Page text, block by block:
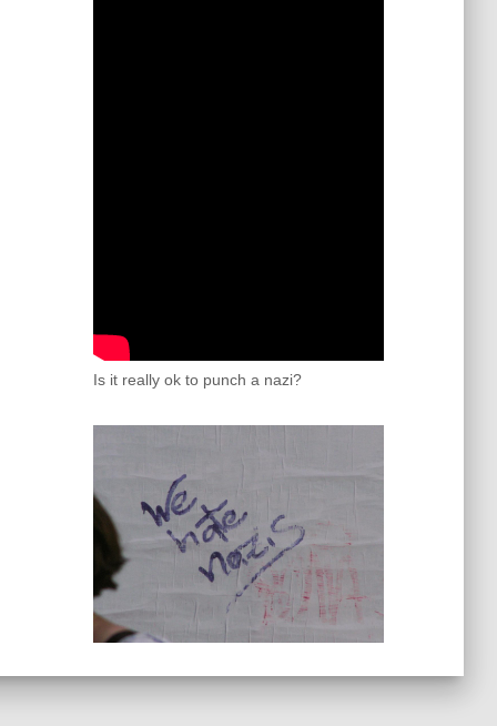
Is it really ok to punch a nazi?